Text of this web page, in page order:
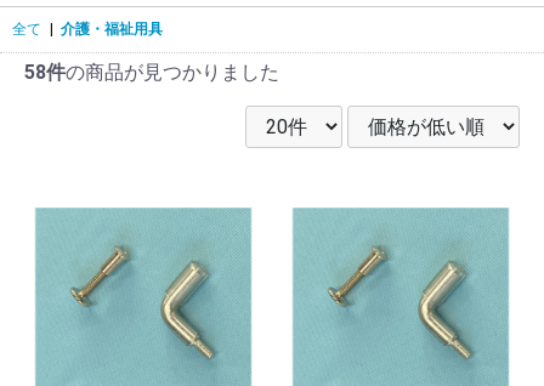
護・
福祉
用具
全て | 介護・福祉用具
58件の商品が見つかりました